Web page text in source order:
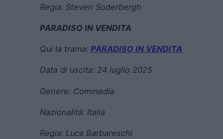
Regia: Steven Soderbergh
PARADISO IN VENDITA
Qui la trama: PARADISO IN VENDITA
Data di uscita: 24 luglio 2025
Genere: Commedia
Nazionalità: Italia
Regia: Luca Barbareschi